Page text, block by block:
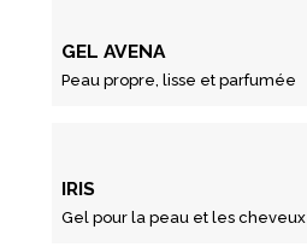
GEL AVENA
Peau propre, lisse et parfumée
IRIS
Gel pour la peau et les cheveux